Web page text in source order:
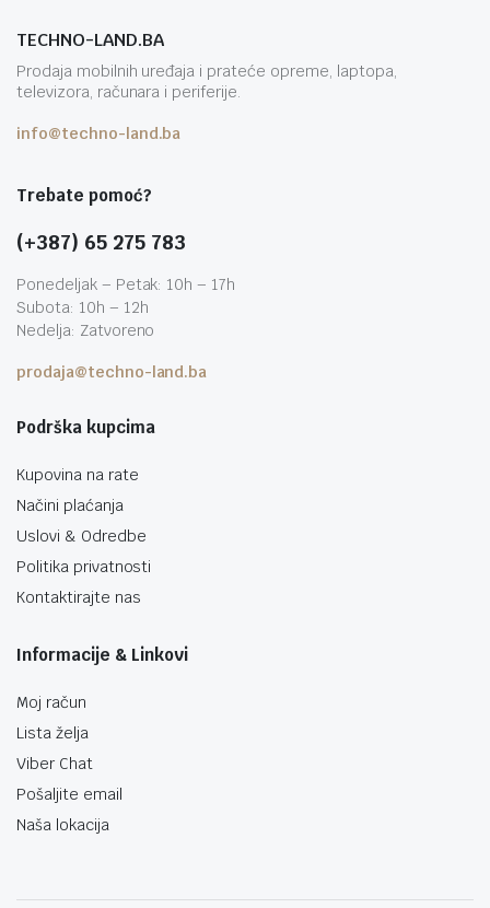
TECHNO-LAND.BA
Prodaja mobilnih uređaja i prateće opreme, laptopa,
televizora, računara i periferije.
info@techno-land.ba
Trebate pomoć?
(+387) 65 275 783
Ponedeljak – Petak: 10h – 17h
Subota: 10h – 12h
Nedelja: Zatvoreno
prodaja@techno-land.ba
Podrška kupcima
Kupovina na rate
Načini plaćanja
Uslovi & Odredbe
Politika privatnosti
Kontaktirajte nas
Informacije & Linkovi
Moj račun
Lista želja
Viber Chat
Pošaljite email
Naša lokacija